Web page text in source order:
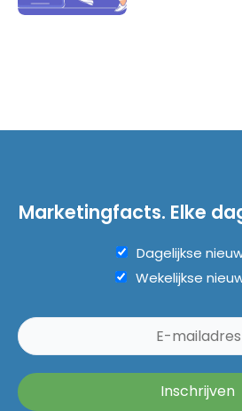
Marketingfacts. Elke
Dagelijkse
Wekelijkse